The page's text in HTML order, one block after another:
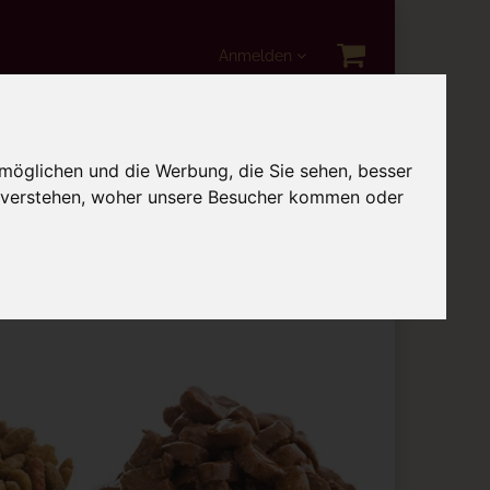
und die Werbung, die Sie sehen, besser
woher unsere Besucher kommen oder
Anmelden